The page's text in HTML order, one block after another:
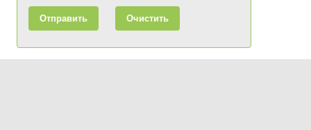
Отправить Очистить